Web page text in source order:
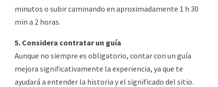
minutos o subir caminando en aproximadamente 1 h 30
min a 2 horas.
5. Considera contratar un guía
Aunque no siempre es obligatorio, contar con un guía
mejora significativamente la experiencia, ya que te
ayudará a entender la historia y el significado del sitio.